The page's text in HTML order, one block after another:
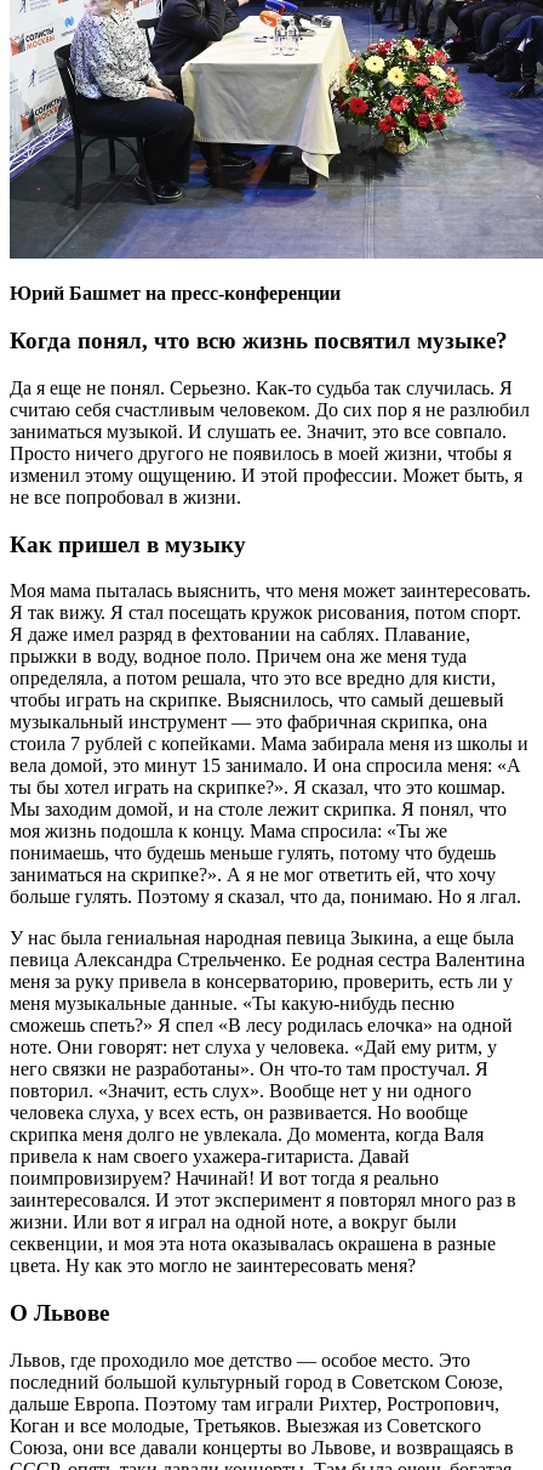
Юрий Башмет на пресс-конференции
Когда понял, что всю жизнь посвятил музыке?
Да я еще не понял. Серьезно. Как-то судьба так случилась. Я
считаю себя счастливым человеком. До сих пор я не разлюбил
заниматься музыкой. И слушать ее. Значит, это все совпало.
Просто ничего другого не появилось в моей жизни, чтобы я
изменил этому ощущению. И этой профессии. Может быть, я
не все попробовал в жизни.
Как пришел в музыку
Моя мама пыталась выяснить, что меня может заинтересовать.
Я так вижу. Я стал посещать кружок рисования, потом спорт.
Я даже имел разряд в фехтовании на саблях. Плавание,
прыжки в воду, водное поло. Причем она же меня туда
определяла, а потом решала, что это все вредно для кисти,
чтобы играть на скрипке. Выяснилось, что самый дешевый
музыкальный инструмент — это фабричная скрипка, она
стоила 7 рублей с копейками. Мама забирала меня из школы и
вела домой, это минут 15 занимало. И она спросила меня: «А
ты бы хотел играть на скрипке?». Я сказал, что это кошмар.
Мы заходим домой, и на столе лежит скрипка. Я понял, что
моя жизнь подошла к концу. Мама спросила: «Ты же
понимаешь, что будешь меньше гулять, потому что будешь
заниматься на скрипке?». А я не мог ответить ей, что хочу
больше гулять. Поэтому я сказал, что да, понимаю. Но я лгал.
У нас была гениальная народная певица Зыкина, а еще была
певица Александра Стрельченко. Ее родная сестра Валентина
меня за руку привела в консерваторию, проверить, есть ли у
меня музыкальные данные. «Ты какую-нибудь песню
сможешь спеть?» Я спел «В лесу родилась елочка» на одной
ноте. Они говорят: нет слуха у человека. «Дай ему ритм, у
него связки не разработаны». Он что-то там простучал. Я
повторил. «Значит, есть слух». Вообще нет у ни одного
человека слуха, у всех есть, он развивается. Но вообще
скрипка меня долго не увлекала. До момента, когда Валя
привела к нам своего ухажера-гитариста. Давай
поимпровизируем? Начинай! И вот тогда я реально
заинтересовался. И этот эксперимент я повторял много раз в
жизни. Или вот я играл на одной ноте, а вокруг были
секвенции, и моя эта нота оказывалась окрашена в разные
цвета. Ну как это могло не заинтересовать меня?
О Львове
Львов, где проходило мое детство — особое место. Это
последний большой культурный город в Советском Союзе,
дальше Европа. Поэтому там играли Рихтер, Ростропович,
Коган и все молодые, Третьяков. Выезжая из Советского
Союза, они все давали концерты во Львове, и возвращаясь в